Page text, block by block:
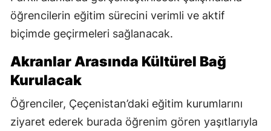
öğrencilerin eğitim sürecini verimli ve aktif
biçimde geçirmeleri sağlanacak.
Akranlar Arasında Kültürel Bağ
Kurulacak
Öğrenciler, Çeçenistan’daki eğitim kurumlarını
ziyaret ederek burada öğrenim gören yaşıtlarıyla